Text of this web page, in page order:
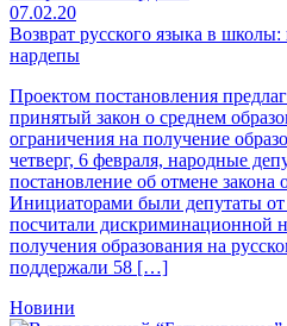
07.02.20
Возврат русского языка в
нардепы
Проектом постановления
принятый закон о среднем
ограничения на получение
четверг, 6 февраля, народные
постановление об отмене закона
Инициаторами были депутаты
посчитали дискриминационной
получения образования на
поддержали 58 […]
Новини